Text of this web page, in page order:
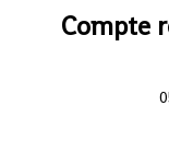
Compte